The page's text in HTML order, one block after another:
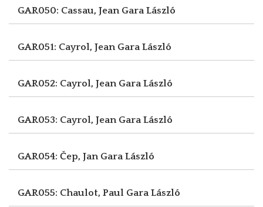
GAR050: Cassau, Jean Gara László
GAR051: Cayrol, Jean Gara László
GAR052: Cayrol, Jean Gara László
GAR053: Cayrol, Jean Gara László
GAR054: Čep, Jan Gara László
GAR055: Chaulot, Paul Gara László